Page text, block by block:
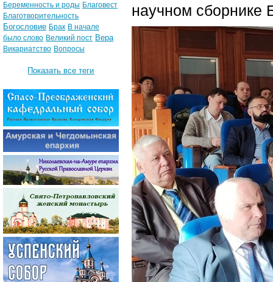
научном сборнике
Беременность и роды Благовест
Благотворительность
Богословие Брак В начале
было слово Великий пост Вера
Викариатство Вопросы
Показать все теги